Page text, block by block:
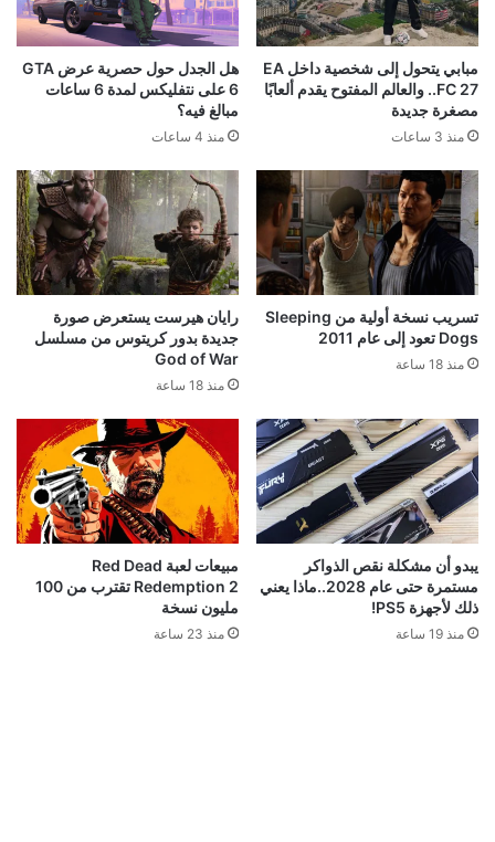
مبابي يتحول إلى شخصية داخل EA
FC 27.. والعالم المفتوح يقدم ألعابًا
مصغرة جديدة
منذ 3 ساعات
هل الجدل حول حصرية عرض GTA
6 على نتفليكس لمدة 6 ساعات
مبالغ فيه؟
منذ 4 ساعات
تسريب نسخة أولية من Sleeping
Dogs تعود إلى عام 2011
منذ 18 ساعة
رايان هيرست يستعرض صورة
جديدة بدور كريتوس من مسلسل
God of War
منذ 18 ساعة
يبدو أن مشكلة نقص الذواكر
مستمرة حتى عام 2028..ماذا يعني
ذلك لأجهزة PS5!
منذ 19 ساعة
مبيعات لعبة Red Dead
Redemption 2 تقترب من 100
مليون نسخة
منذ 23 ساعة